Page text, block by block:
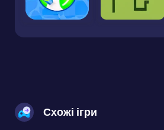
Схожі ігри